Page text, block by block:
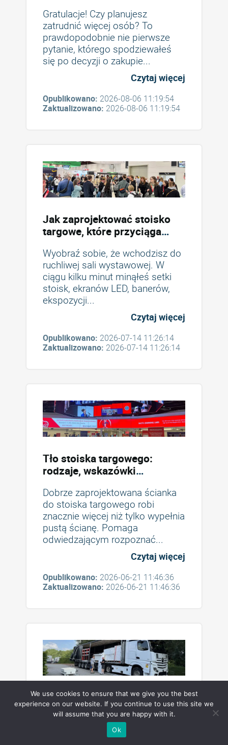
pieniądze
Gratulacje! Czy planujesz
zatrudnić więcej osób? To
prawdopodobnie nie pierwsze
pytanie, którego spodziewałeś
się po decyzji o zakupie...
Czytaj więcej
Opublikowano: 2026-08-06 11:19:54
Zaktualizowano: 2026-08-06 11:19:54
Jak zaprojektować stoisko
targowe, które przyciąga
się do zwiększenia konwersji
Wyobraź sobie, że wchodzisz do
ruchliwej sali wystawowej. W
ciągu kilku minut minąłeś setki
stoisk, ekranów LED, banerów,
ekspozycji...
Czytaj więcej
Opublikowano: 2026-07-14 11:26:14
Zaktualizowano: 2026-07-14 11:26:14
Tło stoiska targowego:
rodzaje, wskazówki
błędy, których należy unikać
Dobrze zaprojektowana ścianka
do stoiska targowego robi
znacznie więcej niż tylko wypełnia
pustą ścianę. Pomaga
odwiedzającym rozpoznać...
Czytaj więcej
Opublikowano: 2026-06-21 11:46:36
Zaktualizowano: 2026-06-21 11:46:36
Wysyłka na targi: jak uniknąć
opóźnień, uszkodzeń i
nieprzewidzianych kosztów
Wszystko wydaje się pod
We use cookies to ensure that we give you the best
experience on our website. If you continue to use this site we
will assume that you are happy with it.
Ok